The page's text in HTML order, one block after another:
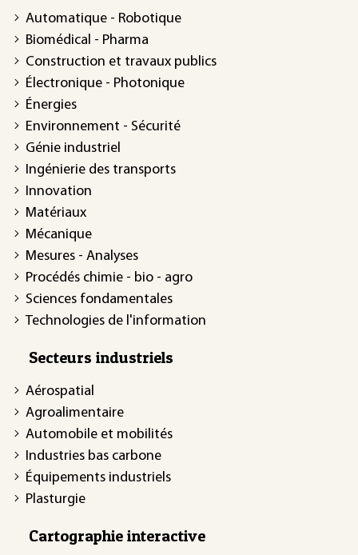
Automatique - Robotique
Biomédical - Pharma
Construction et travaux publics
Électronique - Photonique
Énergies
Environnement - Sécurité
Génie industriel
Ingénierie des transports
Innovation
Matériaux
Mécanique
Mesures - Analyses
Procédés chimie - bio - agro
Sciences fondamentales
Technologies de l'information
Secteurs industriels
Aérospatial
Agroalimentaire
Automobile et mobilités
Industries bas carbone
Équipements industriels
Plasturgie
Cartographie interactive